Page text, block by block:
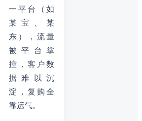
一平台（如
某宝、某
东），流量
被平台掌
控，客户数
据难以沉
淀，复购全
靠运气。